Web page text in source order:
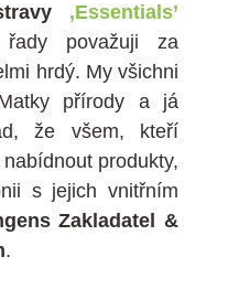
,Essentials’
považuji za
hrdý. My všichni
přírody a já
že všem, kteří
produkty,
s jejich vnitřním
Zakladatel &
.